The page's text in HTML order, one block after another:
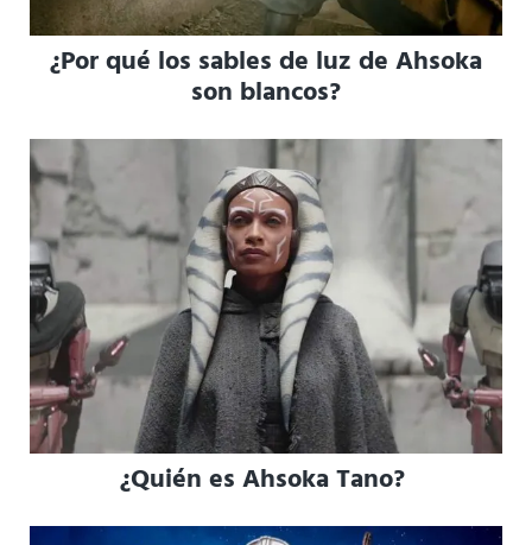
¿Por qué los sables de luz de Ahsoka
son blancos?
¿Quién es Ahsoka Tano?